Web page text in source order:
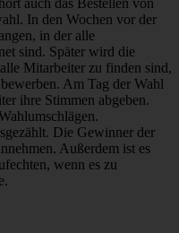
auch das Bestellen von
In den Wochen vor der
in der alle
sind. Später wird die
Mitarbeiter zu finden sind,
Am Tag der Wahl
ihre Stimmen abgeben.
Die Gewinner der
Außerdem ist es
wenn es zu